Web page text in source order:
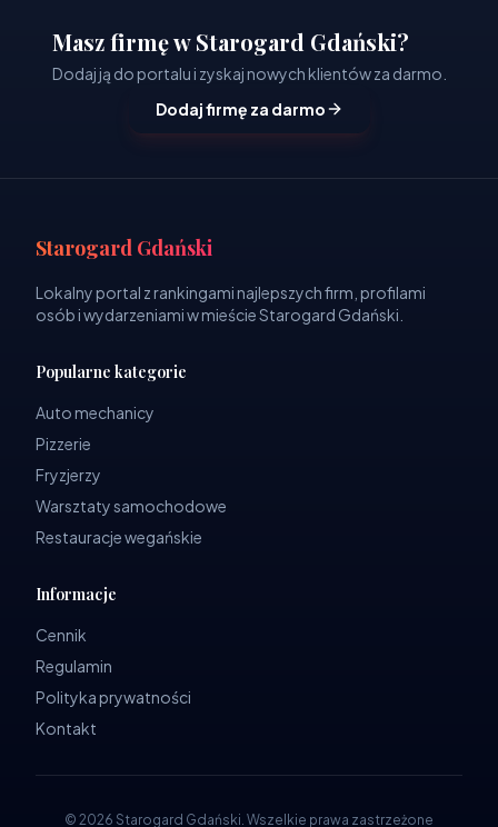
Masz firmę w Starogard Gdański?
Dodaj ją do portalu i zyskaj nowych klientów za darmo.
Dodaj firmę za darmo
Starogard Gdański
Lokalny portal z rankingami najlepszych firm, profilami
osób i wydarzeniami w mieście Starogard Gdański.
Popularne kategorie
Auto mechanicy
Pizzerie
Fryzjerzy
Warsztaty samochodowe
Restauracje wegańskie
Informacje
Cennik
Regulamin
Polityka prywatności
Kontakt
© 2026 Starogard Gdański. Wszelkie prawa zastrzeżone